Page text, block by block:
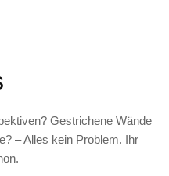
Gestrichene Wände
– Alles kein Problem. Ihr